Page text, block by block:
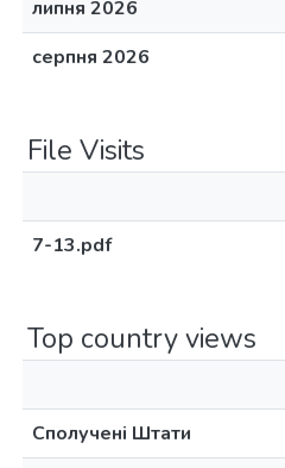
липня 2026
серпня 2026
File Visits
7-13.pdf
Top country views
Сполучені Штати